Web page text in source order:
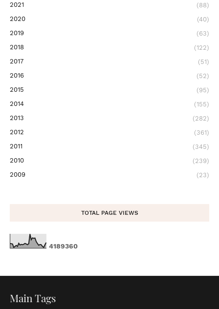
2021
(88)
2020
(40)
2019
(63)
2018
(122)
2017
(51)
2016
(52)
2015
(95)
2014
(155)
2013
(282)
2012
(361)
2011
(345)
2010
(239)
2009
(23)
TOTAL PAGE VIEWS
4189360
Main Tags